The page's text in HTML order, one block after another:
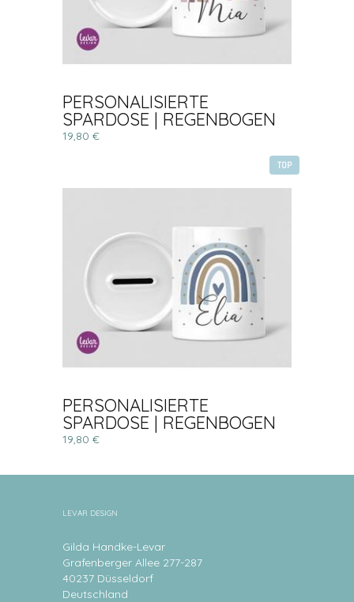
PERSONALISIERTE
SPARDOSE | REGENBOGEN
19,80 €
TOP
PERSONALISIERTE
SPARDOSE | REGENBOGEN
19,80 €
LEVAR DESIGN
Gilda Handke-Levar
Grafenberger Allee 277-287
40237 Düsseldorf
Deutschland